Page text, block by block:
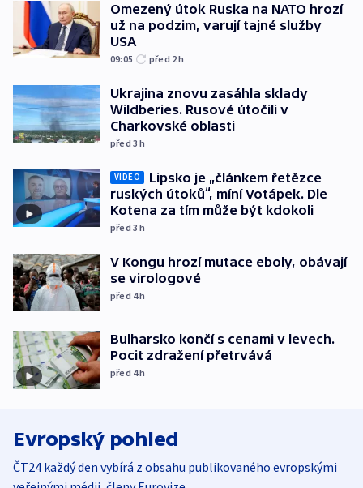
Omezený útok Ruska na NATO hrozí
už na podzim, varují tajné služby
USA
09:05 před 2h
Ukrajina znovu zasáhla sklady
Wildberies. Rusové útočili v
Charkovské oblasti
před 3h
VIDEO
Lipsko je „článkem řetězce
ruských útoků“, míní Votápek. Dle
Kotena za tím může být kdokoli
před 3h
V Kongu hrozí mutace eboly, obávají
se virologové
před 4h
Bulharsko končí s cenami v levech.
Pocit zdražení přetrvává
před 4h
Evropský pohled
ČT24 každý den vybírá z obsahu publikovaného evropskými